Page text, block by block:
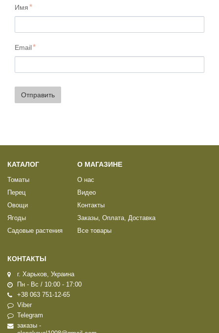
Имя
Email
Отправить
КАТАЛОГ
Томаты
Перец
Овощи
Ягоды
Садовые растения
О МАГАЗИНЕ
О нас
Видео
Контакты
Заказы, Оплата, Доставка
Все товары
КОНТАКТЫ
г. Харьков, Украина
Пн - Вс / 10:00 - 17:00
+38 063 751-12-65
Viber
Telegram
заказы -